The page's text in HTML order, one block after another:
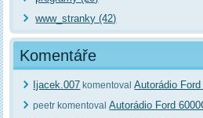
www_stranky (42)
Komentáře
Ijacek.007 komentovalAutorádio
peetr komentovalAutorádio Ford